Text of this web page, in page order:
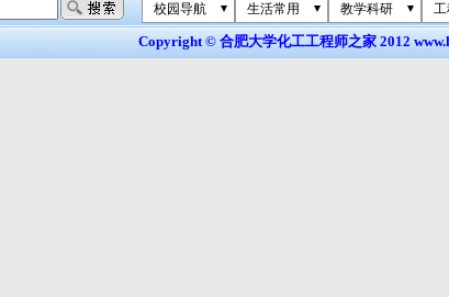
校园导航 生活常用 教学科研
Copyright © 合肥大学化工工程师之家 2012